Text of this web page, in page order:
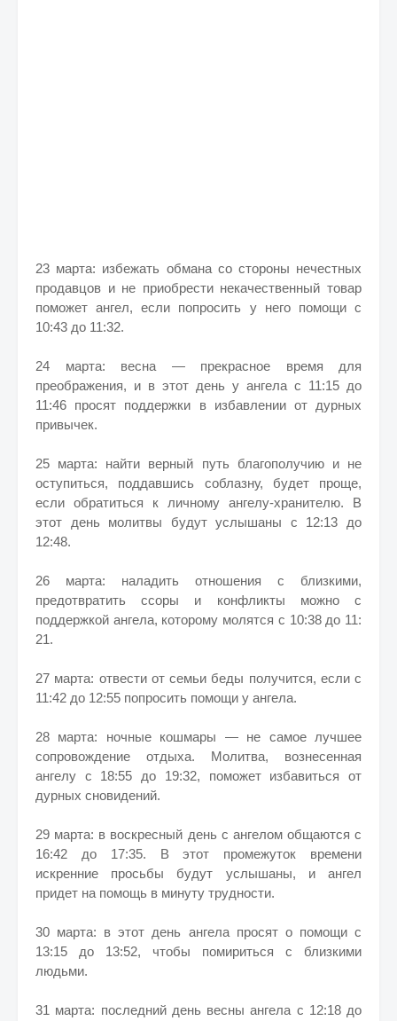
23 марта: избежать обмана со стороны нечестных
продавцов и не приобрести некачественный товар
поможет ангел, если попросить у него помощи с
10:43 до 11:32.
24 марта: весна — прекрасное время для
преображения, и в этот день у ангела с 11:15 до
11:46 просят поддержки в избавлении от дурных
привычек.
25 марта: найти верный путь благополучию и не
оступиться, поддавшись соблазну, будет проще,
если обратиться к личному ангелу-хранителю. В
этот день молитвы будут услышаны с 12:13 до
12:48.
26 марта: наладить отношения с близкими,
предотвратить ссоры и конфликты можно с
поддержкой ангела, которому молятся с 10:38 до 11:
21.
27 марта: отвести от семьи беды получится, если с
11:42 до 12:55 попросить помощи у ангела.
28 марта: ночные кошмары — не самое лучшее
сопровождение отдыха. Молитва, вознесенная
ангелу с 18:55 до 19:32, поможет избавиться от
дурных сновидений.
29 марта: в воскресный день с ангелом общаются с
16:42 до 17:35. В этот промежуток времени
искренние просьбы будут услышаны, и ангел
придет на помощь в минуту трудности.
30 марта: в этот день ангела просят о помощи с
13:15 до 13:52, чтобы помириться с близкими
людьми.
31 марта: последний день весны ангела с 12:18 до